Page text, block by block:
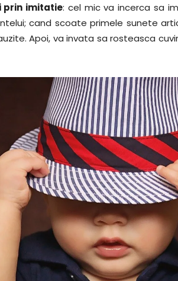
prin imitatie: cel mic va incerca sa
cand scoate primele sunete
Apoi, va invata sa rosteasca